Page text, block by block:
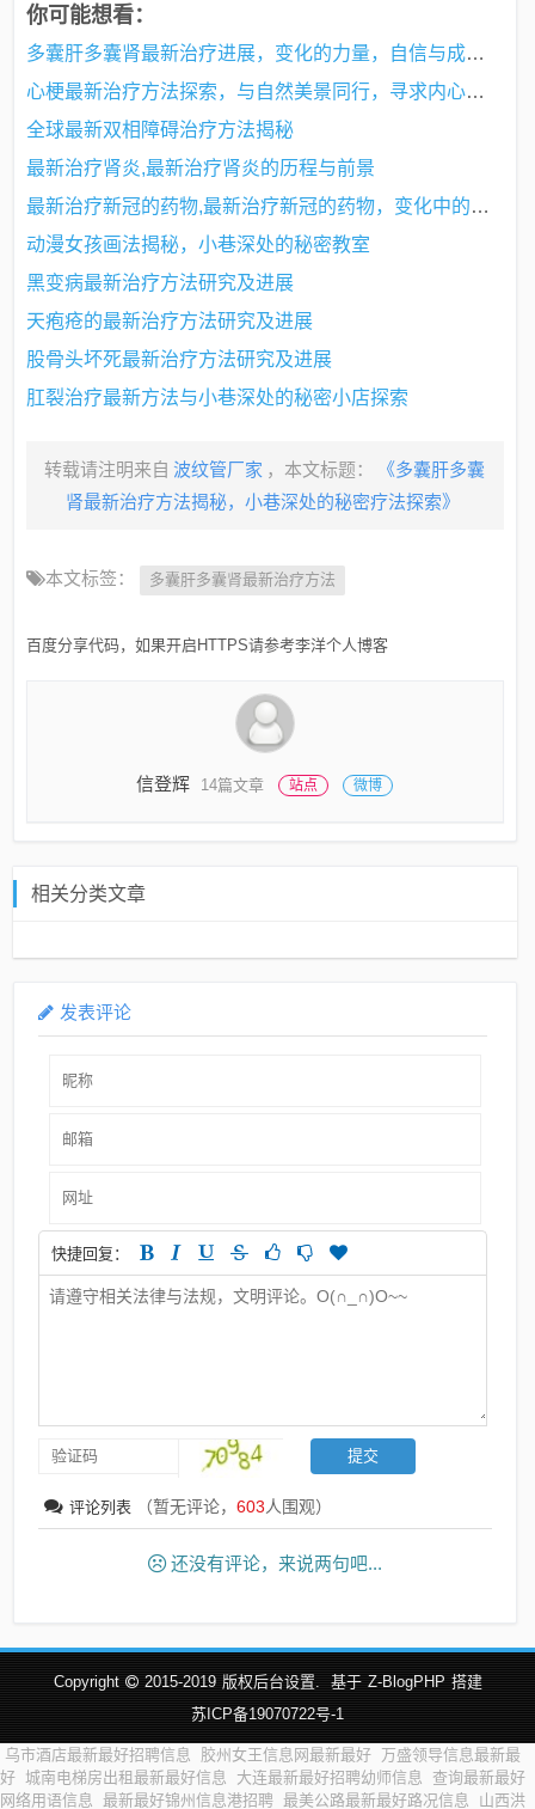
你可能想看：
多囊肝多囊肾最新治疗进展，变化的力量，自信与成就感的源泉
心梗最新治疗方法探索，与自然美景同行，寻求内心平和的旅行之道
全球最新双相障碍治疗方法揭秘
最新治疗肾炎,最新治疗肾炎的历程与前景
最新治疗新冠的药物,最新治疗新冠的药物，变化中的希望与力量的源泉
动漫女孩画法揭秘，小巷深处的秘密教室
黑变病最新治疗方法研究及进展
天疱疮的最新治疗方法研究及进展
股骨头坏死最新治疗方法研究及进展
肛裂治疗最新方法与小巷深处的秘密小店探索
转载请注明来自 波纹管厂家 ，本文标题：
《多囊肝多囊
肾最新治疗方法揭秘，小巷深处的秘密疗法探索》
本文标签： 多囊肝多囊肾最新治疗方法
百度分享代码，如果开启HTTPS请参考李洋个人博客
信登辉 14篇文章 站点 微博
相关分类文章
发表评论
快捷回复：
评论列表 （暂无评论，603人围观）
还没有评论，来说两句吧...
Copyright 2015-2019 版权后台设置. 基于 Z-BlogPHP 搭建
苏ICP备19070722号-1
乌市酒店最新最好招聘信息 胶州女王信息网最新最好 万盛领导信息最新最
好 城南电梯房出租最新最好信息 大连最新最好招聘幼师信息
查询最新最好
网络用语信息
最新最好锦州信息港招聘 最美公路最新最好路况信息 山西洪